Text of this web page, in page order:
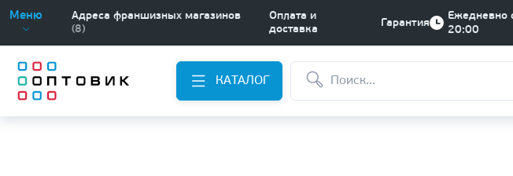
Меню
Адреса франшизных магазинов
(8)
Оплата и
доставка
Гарантия
Ежедневно
20:00
КАТАЛОГ